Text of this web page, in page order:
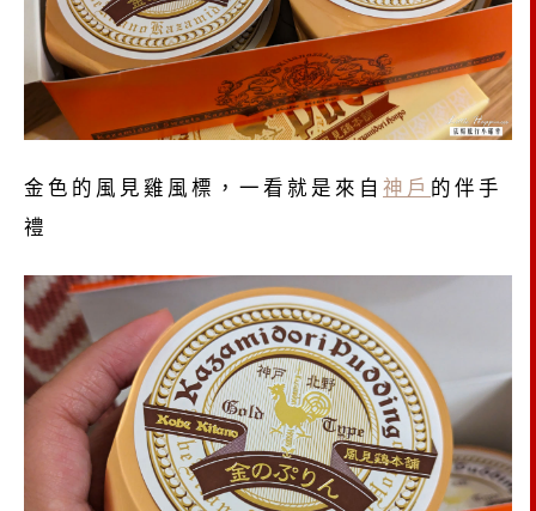
金色的風見雞風標，一看就是來自 神戶 的伴手
禮